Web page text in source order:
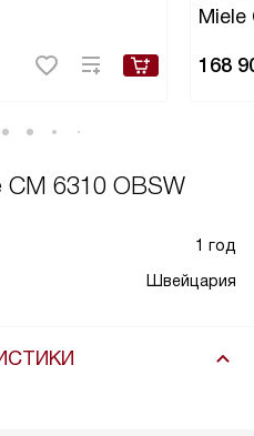
Miele
168
CM 6310 OBSW
1 год
Швейцария